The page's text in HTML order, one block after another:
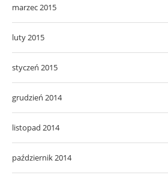
marzec 2015
luty 2015
styczeń 2015
grudzień 2014
listopad 2014
październik 2014